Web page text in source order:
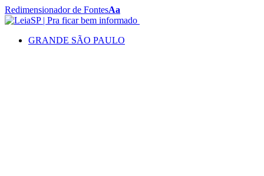
Redimensionador de FontesAa
GRANDE SÃO PAULO